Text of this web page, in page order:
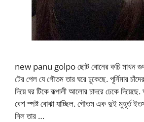
new panu golpo ছোট বোনের কচি মাখন গুদ
টের পেল যে গৌতম তার ঘরে ঢুকেছে. পূর্নিমার
দিয়ে ঘর টিকে রূপালী আলোর চাদরে ঢেকে
বেশ স্পষ্ট বোঝা যাচ্ছিল. গৌতম এক দুই মুহূর্ত
নিল তার …